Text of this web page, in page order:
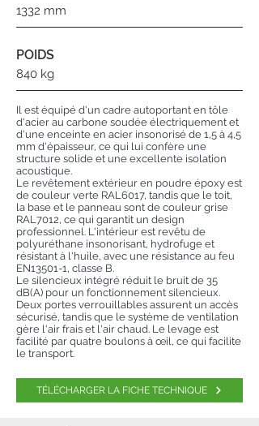
1332 mm
POIDS
840 kg
Il est équipé d'un cadre autoportant en tôle
d'acier au carbone soudée électriquement et
d'une enceinte en acier insonorisé de 1,5 à 4,5
mm d'épaisseur, ce qui lui confère une
structure solide et une excellente isolation
acoustique.
Le revêtement extérieur en poudre époxy est
de couleur verte RAL6017, tandis que le toit,
la base et le panneau sont de couleur grise
RAL7012, ce qui garantit un design
professionnel. L'intérieur est revêtu de
polyuréthane insonorisant, hydrofuge et
résistant à l'huile, avec une résistance au feu
EN13501-1, classe B.
Le silencieux intégré réduit le bruit de 35
dB(A) pour un fonctionnement silencieux.
Deux portes verrouillables assurent un accès
sécurisé, tandis que le système de ventilation
gère l'air frais et l'air chaud. Le levage est
facilité par quatre boulons à œil, ce qui facilite
le transport.
TÉLÉCHARGER LA FICHE TECHNIQUE